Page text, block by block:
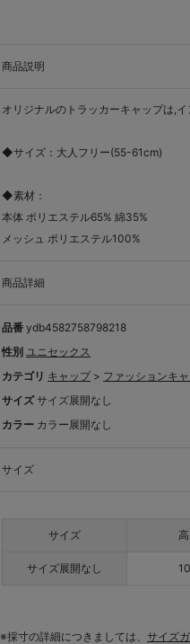
商品説明
オリジナルのトラッカーキャップは,
◆サイズ：大人フリー(55-61cm)
◆素材：
本体 ポリエステル65% 綿35%
メッシュ ポリエステル100%
商品詳細
品番 ydb4582758798218
性別 ユニセックス
カテゴリ キャップ > ファッションキ
サイズ サイズ展開なし
カラー カラー展開なし
サイズ
サイズ
サイズ展開なし
※採寸の詳細につきましては、 サイズ